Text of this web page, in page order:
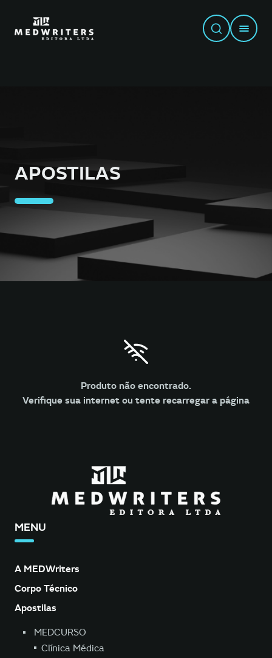
APOSTILAS
Produto não encontrado.
Verifique sua internet ou tente recarregar a página
MENU
A MEDWriters
Corpo Técnico
Apostilas
MEDCURSO
Clínica Médica